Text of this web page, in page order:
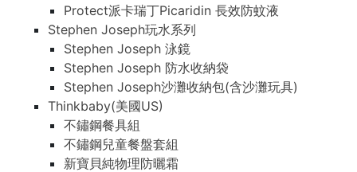
Protect派卡瑞丁Picaridin 長效防蚊液
Stephen Joseph玩水系列
Stephen Joseph 泳鏡
Stephen Joseph 防水收納袋
Stephen Joseph沙灘收納包(含沙灘玩具)
Thinkbaby(美國US)
不鏽鋼餐具組
不鏽鋼兒童餐盤套組
新寶貝純物理防曬霜